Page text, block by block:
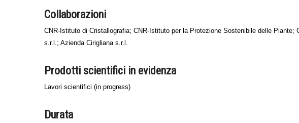
Collaborazioni
CNR-Istituto di Cristallografia; CNR-Istituto per la Protezione Sostenibile delle
s.r.l.; Azienda Cirigliana s.r.l.
Prodotti scientifici in evidenza
Lavori scientifici (in progress)
Durata